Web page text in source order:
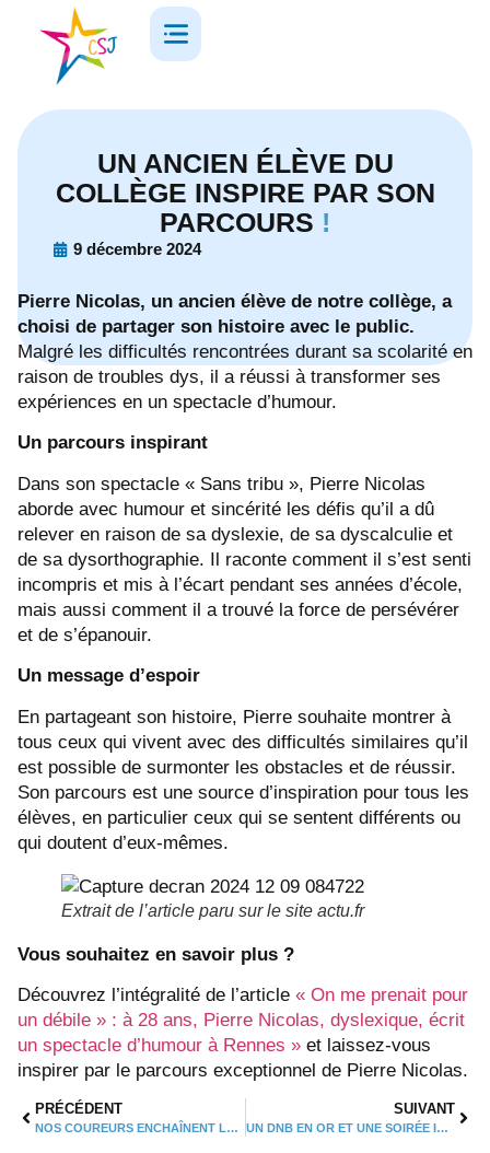
UN ANCIEN ÉLÈVE DU
COLLÈGE INSPIRE PAR SON
PARCOURS !
9 décembre 2024
Pierre Nicolas, un ancien élève de notre collège, a
choisi de partager son histoire avec le public.
Malgré les difficultés rencontrées durant sa scolarité en
raison de troubles dys, il a réussi à transformer ses
expériences en un spectacle d’humour.
Un parcours inspirant
Dans son spectacle « Sans tribu », Pierre Nicolas
aborde avec humour et sincérité les défis qu’il a dû
relever en raison de sa dyslexie, de sa dyscalculie et
de sa dysorthographie. Il raconte comment il s’est senti
incompris et mis à l’écart pendant ses années d’école,
mais aussi comment il a trouvé la force de persévérer
et de s’épanouir.
Un message d’espoir
En partageant son histoire, Pierre souhaite montrer à
tous ceux qui vivent avec des difficultés similaires qu’il
est possible de surmonter les obstacles et de réussir.
Son parcours est une source d’inspiration pour tous les
élèves, en particulier ceux qui se sentent différents ou
qui doutent d’eux-mêmes.
Extrait de l’article paru sur le site actu.fr
Vous souhaitez en savoir plus ?
Découvrez l’intégralité de l’article « On me prenait pour
un débile » : à 28 ans, Pierre Nicolas, dyslexique, écrit
un spectacle d’humour à Rennes » et laissez-vous
inspirer par le parcours exceptionnel de Pierre Nicolas.
PRÉCÉDENT
NOS COUREURS ENCHAÎNENT LES PERFORMANCES
SUIVANT
UN DNB EN OR ET UNE SOIRÉE INOUBLIABLE !